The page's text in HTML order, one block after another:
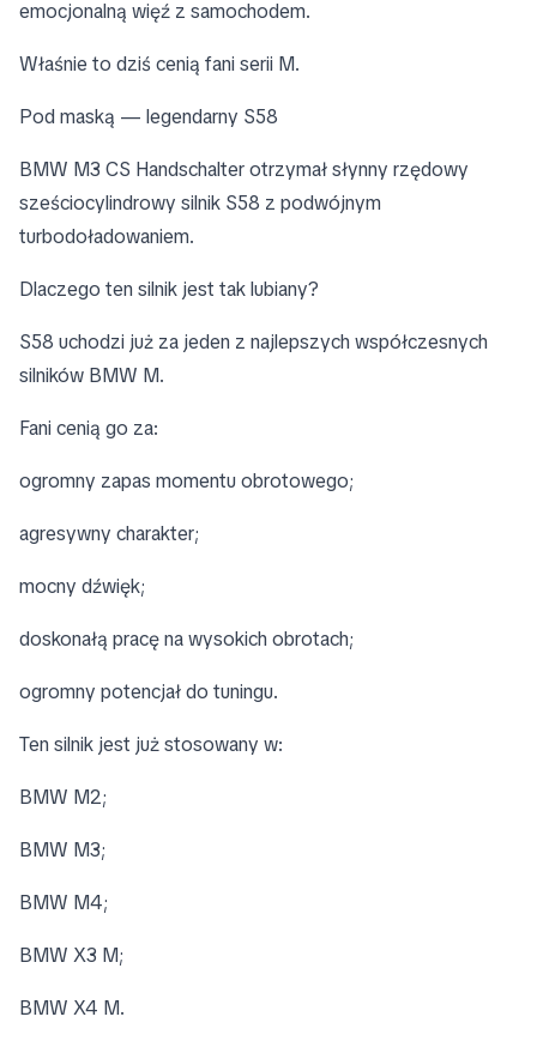
emocjonalną więź z samochodem.
Właśnie to dziś cenią fani serii M.
Pod maską — legendarny S58
BMW M3 CS Handschalter otrzymał słynny rzędowy
sześciocylindrowy silnik S58 z podwójnym
turbodoładowaniem.
Dlaczego ten silnik jest tak lubiany?
S58 uchodzi już za jeden z najlepszych współczesnych
silników BMW M.
Fani cenią go za:
ogromny zapas momentu obrotowego;
agresywny charakter;
mocny dźwięk;
doskonałą pracę na wysokich obrotach;
ogromny potencjał do tuningu.
Ten silnik jest już stosowany w:
BMW M2;
BMW M3;
BMW M4;
BMW X3 M;
BMW X4 M.